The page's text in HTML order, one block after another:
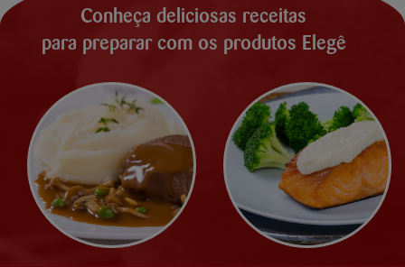
Conheça deliciosas receitas
para preparar com os produtos Elegê